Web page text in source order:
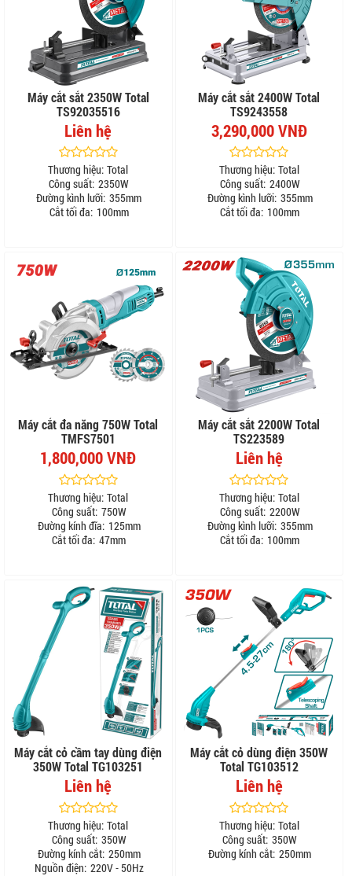
Máy cắt sắt 2350W Total
TS92035516
Liên hệ
Thương hiệu: Total
Công suất: 2350W
Đường kình lưỡi: 355mm
Cắt tối đa: 100mm
Máy cắt sắt 2400W Total
TS9243558
3,290,000 VNĐ
Thương hiệu: Total
Công suất: 2400W
Đường kình lưỡi: 355mm
Cắt tối đa: 100mm
Máy cắt đa năng 750W Total
TMFS7501
1,800,000 VNĐ
Thương hiệu: Total
Công suất: 750W
Đường kính đĩa: 125mm
Cắt tối đa: 47mm
Máy cắt sắt 2200W Total
TS223589
Liên hệ
Thương hiệu: Total
Công suất: 2200W
Đường kình lưỡi: 355mm
Cắt tối đa: 100mm
Máy cắt cỏ cầm tay dùng điện
350W Total TG103251
Liên hệ
Thương hiệu: Total
Công suất: 350W
Đường kính cắt: 250mm
Nguồn điện: 220V - 50Hz
Máy cắt cỏ dùng điện 350W
Total TG103512
Liên hệ
Thương hiệu: Total
Công suất: 350W
Đường kính cắt: 250mm